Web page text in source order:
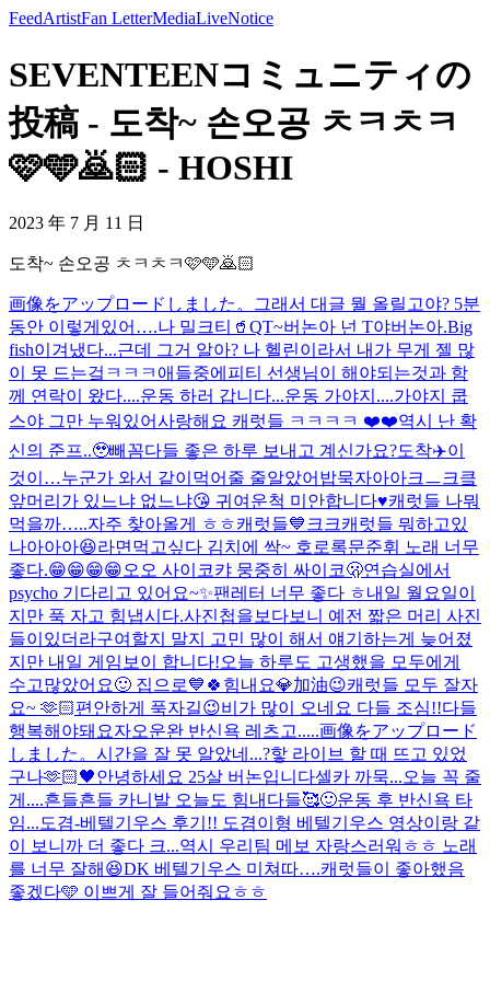
FeedArtistFan LetterMediaLiveNotice
SEVENTEENコミュニティの
投稿 - 도착~ 손오공 ㅊㅋㅊㅋ
🩷🩵🙇🏻 - HOSHI
2023 年 7 月 11 日
도착~ 손오공 ㅊㅋㅊㅋ🩷🩵🙇🏻
画像をアップロードしました。
그래서 대글 뭘 올릴고야? 5분
동안 이렇게있어….나 밀크티🥤 QT~버논아 넌 T야버논아.Big
fish이겨냈다...근데 그거 알아? 나 헬린이라서 내가 무게 젤 많
이 못 드는겈ㅋㅋㅋ애들중에 피티 선생님이 해야되는것과 함
께 연락이 왔다....운동 하러 갑니다...운동 가야지....가야지 쿱
스야 그만 누워있어사랑해요 캐럿들 ㅋㅋㅋㅋ ❤️❤️역시 난 확
신의 준프..🥹빼꼼다들 좋은 하루 보내고 계신가요?도착✈️이
것이…누군가 와서 같이먹어줄 줄알았어 밥묵자아아크ㅡ크킄
앞머리가 있느냐 없느냐😘 귀여운척 미안합니다♥️캐럿들 나뭐
먹을까…..자주 찾아올게 ㅎㅎ캐럿들💙크크캐럿들 뭐하고있
나아아아😆라면먹고싶다 김치에 싹~ 호로록문준휘 노래 너무
좋다.😁😁😁😁오오 사이코캬 뭉중히 싸이코🫢연습실에서
psycho 기다리고 있어요~✨팬레터 너무 좋다 ㅎ내일 월요일이
지만 푹 자고 힘냅시다.사진첩을보다보니 예전 짧은 머리 사진
들이있더라구여 할지 말지 고민 많이 해서 얘기하는게 늦어졌
지만 내일 게임보이 합니다!오늘 하루도 고생했을 모두에게
수고많았어요🙂 집으로💙 🍀힘내요💎加油😉캐럿들 모두 잘자
요~ 🫶🏻편안하게 푹자길😉비가 많이 오네요 다들 조심!!다들
행복해야돼요자오운완 반신욕 레츠고.....画像をアップロード
しました。 시간을 잘 못 알았네...?핳 라이브 할 때 뜨고 있었
구나🫶🏻🖤안녕하세요 25살 버논입니다셀카 까묵...오늘 꼭 줄
게....흔들흔들 카니발 오늘도 힘내다들🥰🙂운동 후 반신욕 타
임...도겸-베텔기우스 후기!! 도겸이형 베텔기우스 영상이랑 같
이 보니까 더 좋다 크...역시 우리팀 메보 자랑스러워ㅎㅎ 노래
를 너무 잘해😆DK 베텔기우스 미쳐따….캐럿들이 좋아했음
좋겠다🩵 이쁘게 잘 들어줘요ㅎㅎ